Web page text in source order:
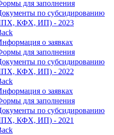
для заполнения
по субсидированию
КФХ, ИП) - 2023
о заявках
для заполнения
по субсидированию
КФХ, ИП) - 2022
о заявках
для заполнения
по субсидированию
КФХ, ИП) - 2021